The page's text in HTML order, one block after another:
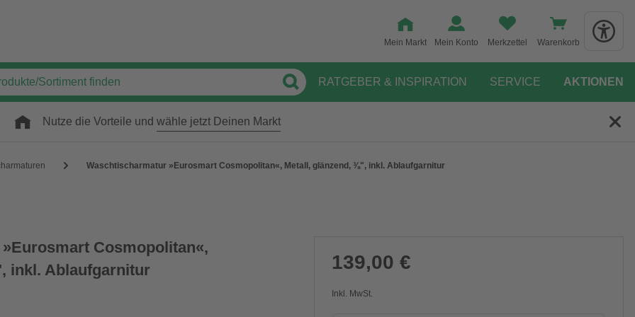
Mein Markt Mein Konto Merkzettel Warenkorb
RATGEBER & INSPIRATION SERVICE AKTIONEN
Nutze die Vorteile und wähle jetzt Deinen Markt
Waschtischarmatur »Eurosmart Cosmopolitan«, Metall, glänzend, ⅜", inkl. Ablaufgarnitur
Cosmopolitan«,
inkl. Ablaufgarnitur
139,00 €
Inkl. MwSt.